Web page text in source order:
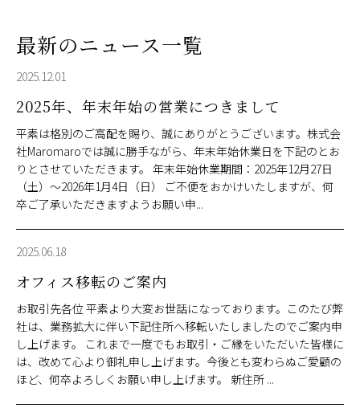
最新のニュース一覧
2025.12.01
2025年、年末年始の営業につきまして
平素は格別のご高配を賜り、誠にありがとうございます。株式会
社Maromaroでは誠に勝手ながら、年末年始休業日を下記のとお
りとさせていただきます。 年末年始休業期間：2025年12月27日
（土）～2026年1月4日（日） ご不便をおかけいたしますが、何
卒ご了承いただきますようお願い申...
2025.06.18
オフィス移転のご案内
お取引先各位 平素より大変お世話になっております。このたび弊
社は、業務拡大に伴い下記住所へ移転いたしましたのでご案内申
し上げます。 これまで一度でもお取引・ご縁をいただいた皆様に
は、改めて心より御礼申し上げます。今後とも変わらぬご愛顧の
ほど、何卒よろしくお願い申し上げます。 新住所 ...